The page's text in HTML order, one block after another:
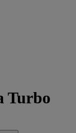
Turbo